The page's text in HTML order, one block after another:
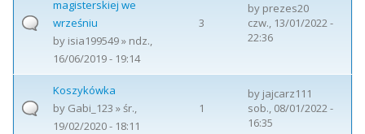
magisterskiej we
wrześniu
by isia199549» ndz.,
16/06/2019 - 19:14
3
by prezes20
czw., 13/01/2022 -
22:36
Koszykówka
by Gabi_123 » śr.,
19/02/2020 - 18:11
1
by jajcarz111
sob., 08/01/2022 -
16:35